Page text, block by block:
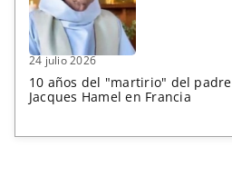
24 julio 2026
10 años del "martirio" del padre
Jacques Hamel en Francia